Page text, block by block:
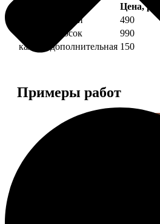
Цена, руб.
4 фото полоски
490
8 фото полосок
990
каждая дополнительная 150
Примеры работ